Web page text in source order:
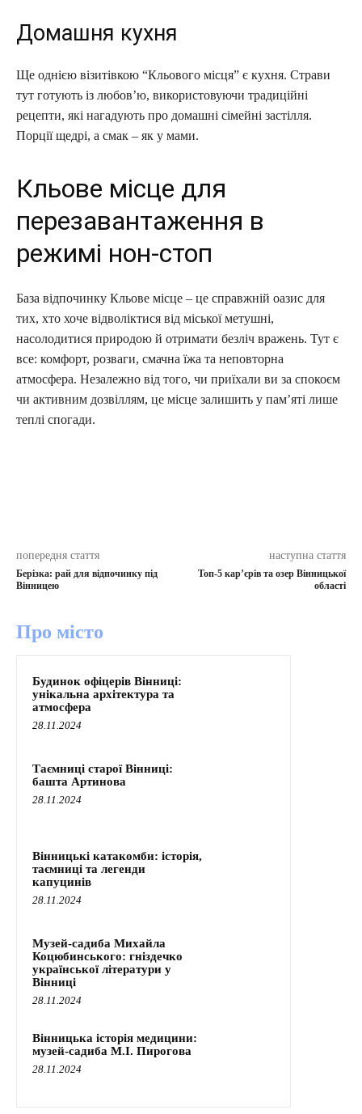
Домашня кухня
Ще однією візитівкою “Кльового місця” є кухня. Страви
тут готують із любов’ю, використовуючи традиційні
рецепти, які нагадують про домашні сімейні застілля.
Порції щедрі, а смак – як у мами.
Кльове місце для
перезавантаження в
режимі нон-стоп
База відпочинку Кльове місце – це справжній оазис для
тих, хто хоче відволіктися від міської метушні,
насолодитися природою й отримати безліч вражень. Тут є
все: комфорт, розваги, смачна їжа та неповторна
атмосфера. Незалежно від того, чи приїхали ви за спокоєм
чи активним дозвіллям, це місце залишить у пам’яті лише
теплі спогади.
попередня стаття
Берізка: рай для відпочинку під
Вінницею
наступна стаття
Топ-5 кар’єрів та озер Вінницької
області
Про місто
Будинок офіцерів Вінниці:
унікальна архітектура та
атмосфера
28.11.2024
Таємниці старої Вінниці:
башта Артинова
28.11.2024
Вінницькі катакомби: історія,
таємниці та легенди
капуцинів
28.11.2024
Музей-садиба Михайла
Коцюбинського: гніздечко
української літератури у
Вінниці
28.11.2024
Вінницька історія медицини:
музей-садиба М.І. Пирогова
28.11.2024